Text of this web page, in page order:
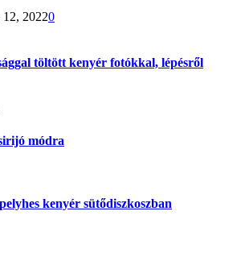
20220
töltött kenyér fotókkal, lépésről
módra
kenyér sütődiszkoszban